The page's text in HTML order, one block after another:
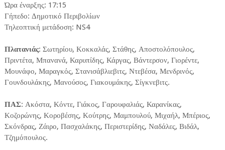
Ώρα έναρξης: 17:15
Γήπεδο: Δημοτικό Περιβολίων
Τηλεοπτική μετάδοση: NS4
Πλατανιάς: Σωτηρίου, Κοκκαλάς, Στάθης, Αποστολόπουλος,
Πριντέτα, Μπανανά, Καρυπίδης, Κάργας, Βάντερσον, Γιορέντε,
Μουνάφο, Μαραγκός, Στανισάβλιεβιτς, Ντεβέσα, Μενδρινός,
Γουνδουλάκης, Μανούσος, Γιακουμάκης, Σίγκνεβιτς.
ΠΑΣ: Ακόστα, Κόντε, Γιάκος, Γαρουφαλιάς, Καρανίκας,
Κοζορώνης, Κοροβέσης, Κούτρης, Μαμπουλού, Μιχαήλ, Μπέριος,
Σκόνδρας, Ζάιρο, Πασχαλάκης, Περιστερίδης, Ναδάλες, Βιδάλ,
Τζημόπουλος.